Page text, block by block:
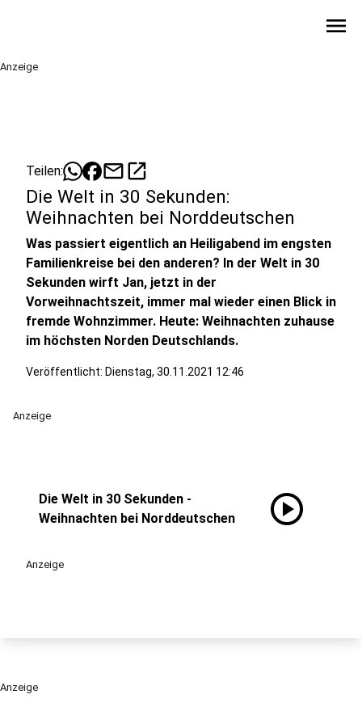
menu
Anzeige
Teilen: mailopen_in_new
Die Welt in 30 Sekunden:
Weihnachten bei Norddeutschen
Was passiert eigentlich an Heiligabend im engsten
Familienkreise bei den anderen? In der Welt in 30
Sekunden wirft Jan, jetzt in der
Vorweihnachtszeit, immer mal wieder einen Blick in
fremde Wohnzimmer. Heute: Weihnachten zuhause
im höchsten Norden Deutschlands.
Veröffentlicht: Dienstag, 30.11.2021 12:46
Anzeige
Die Welt in 30 Sekunden -
Weihnachten bei Norddeutschen
play_circle
Anzeige
Anzeige